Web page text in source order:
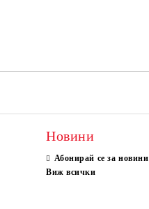
Новини
Абонирай се за новини
Виж всички